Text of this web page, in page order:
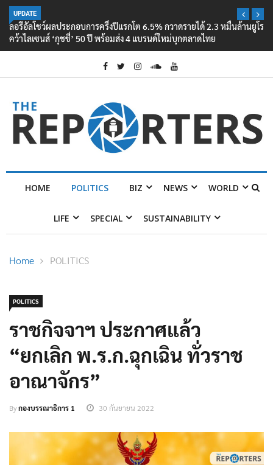
UPDATE
ลอรีอัลโชว์ผลประกอบการครึ่งปีแรกโต 6.5% กวาดรายได้ 2.3 หมื่นล้านยูโร
คว้าไลเซนส์ ‘กุชชี่’ 50 ปี พร้อมส่ง 4 แบรนด์ใหม่บุกตลาดไทย
HOME POLITICS BIZ NEWS WORLD
LIFE SPECIAL SUSTAINABILITY
Home POLITICS
POLITICS
ราชกิจจาฯ ประกาศแล้ว
“ยกเลิก พ.ร.ก.ฉุกเฉิน ทั่วราช
อาณาจักร”
Byกองบรรณาธิการ 1 30 กันยายน 2022